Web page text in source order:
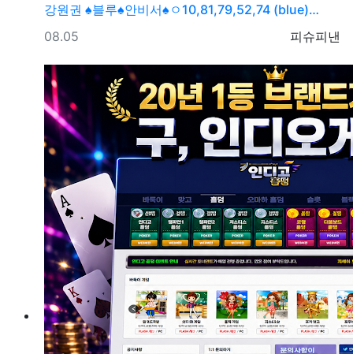
강원권 ♠블루♠안비서♠ㅇ10,81,79,52,74 (blue)…
등록자
피슈피낸
등록일
08.05